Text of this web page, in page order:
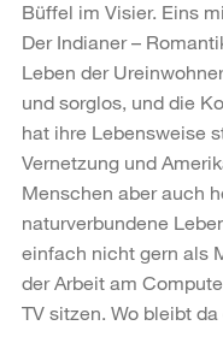
Büffel im Visier. Eins
Der Indianer –
Leben der
und sorglos, und die
hat ihre Lebensweise
Vernetzung und
Menschen aber auch
naturverbundene
einfach nicht gern als
der Arbeit am
TV sitzen. Wo bleibt